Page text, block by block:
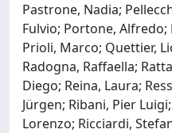
Pastrone, Nadia;
Fulvio; Portone,
Prioli, Marco; Quettier,
Radogna, Raffaella;
Diego; Reina, Laura;
Jürgen; Ribani, Pier
Lorenzo; Ricciardi,